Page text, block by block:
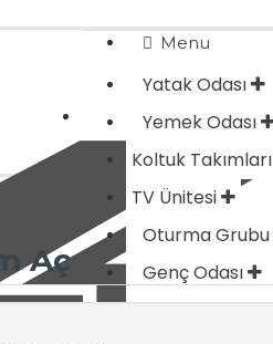
Menu
Yatak Odası
Yemek Odası
Koltuk Takımları
TV Ünitesi
Oturma Grubu
Genç Odası
Düğün Paketi
Aç